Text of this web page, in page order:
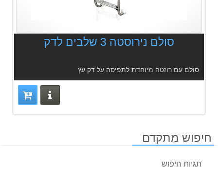
סולם נירוסטה 3 שלבים לדק
סולם עם רוזטה מיוחדת לתפיסה על דק עץ
פרטים
חיפוש מתקדם
תגיות חיפוש